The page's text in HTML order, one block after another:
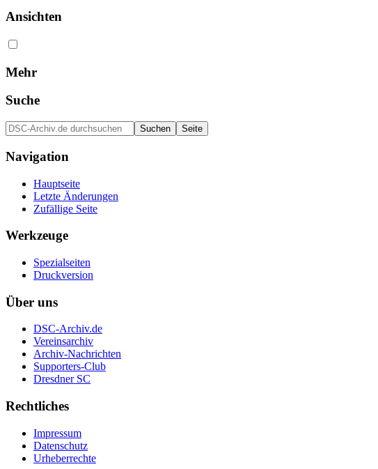
Ansichten
Mehr
Suche
Navigation
Hauptseite
Letzte Änderungen
Zufällige Seite
Werkzeuge
Spezialseiten
Druckversion
Über uns
DSC-Archiv.de
Vereinsarchiv
Archiv-Nachrichten
Supporters-Club
Dresdner SC
Rechtliches
Impressum
Datenschutz
Urheberrechte